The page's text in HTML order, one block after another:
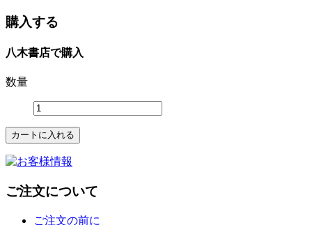
購入する
八木書店で購入
数量
ご注文について
ご注文の前に